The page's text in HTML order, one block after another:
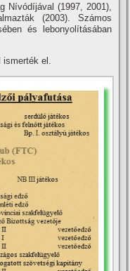
Ní­vódí­jával (1997, 2001),
(2003). Számos
és lebonyolí­tásában
el.